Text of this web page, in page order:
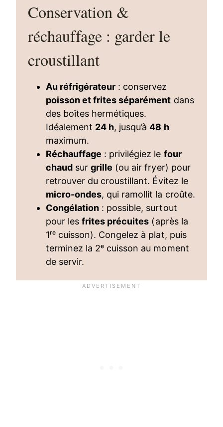
Conservation &
réchauffage : garder le
croustillant
Au réfrigérateur : conservez
poisson et frites séparément dans
des boîtes hermétiques.
Idéalement 24 h, jusqu’à48 h
maximum.
Réchauffage : privilégiez le four
chaud surgrille (ou air fryer) pour
retrouver du croustillant. Évitez le
micro-ondes, qui ramollit la croûte.
Congélation : possible, surtout
pour lesfrites précuites (après la
1ʳᵉ cuisson). Congelez à plat, puis
terminez la 2ᵉ cuisson au moment
de servir.